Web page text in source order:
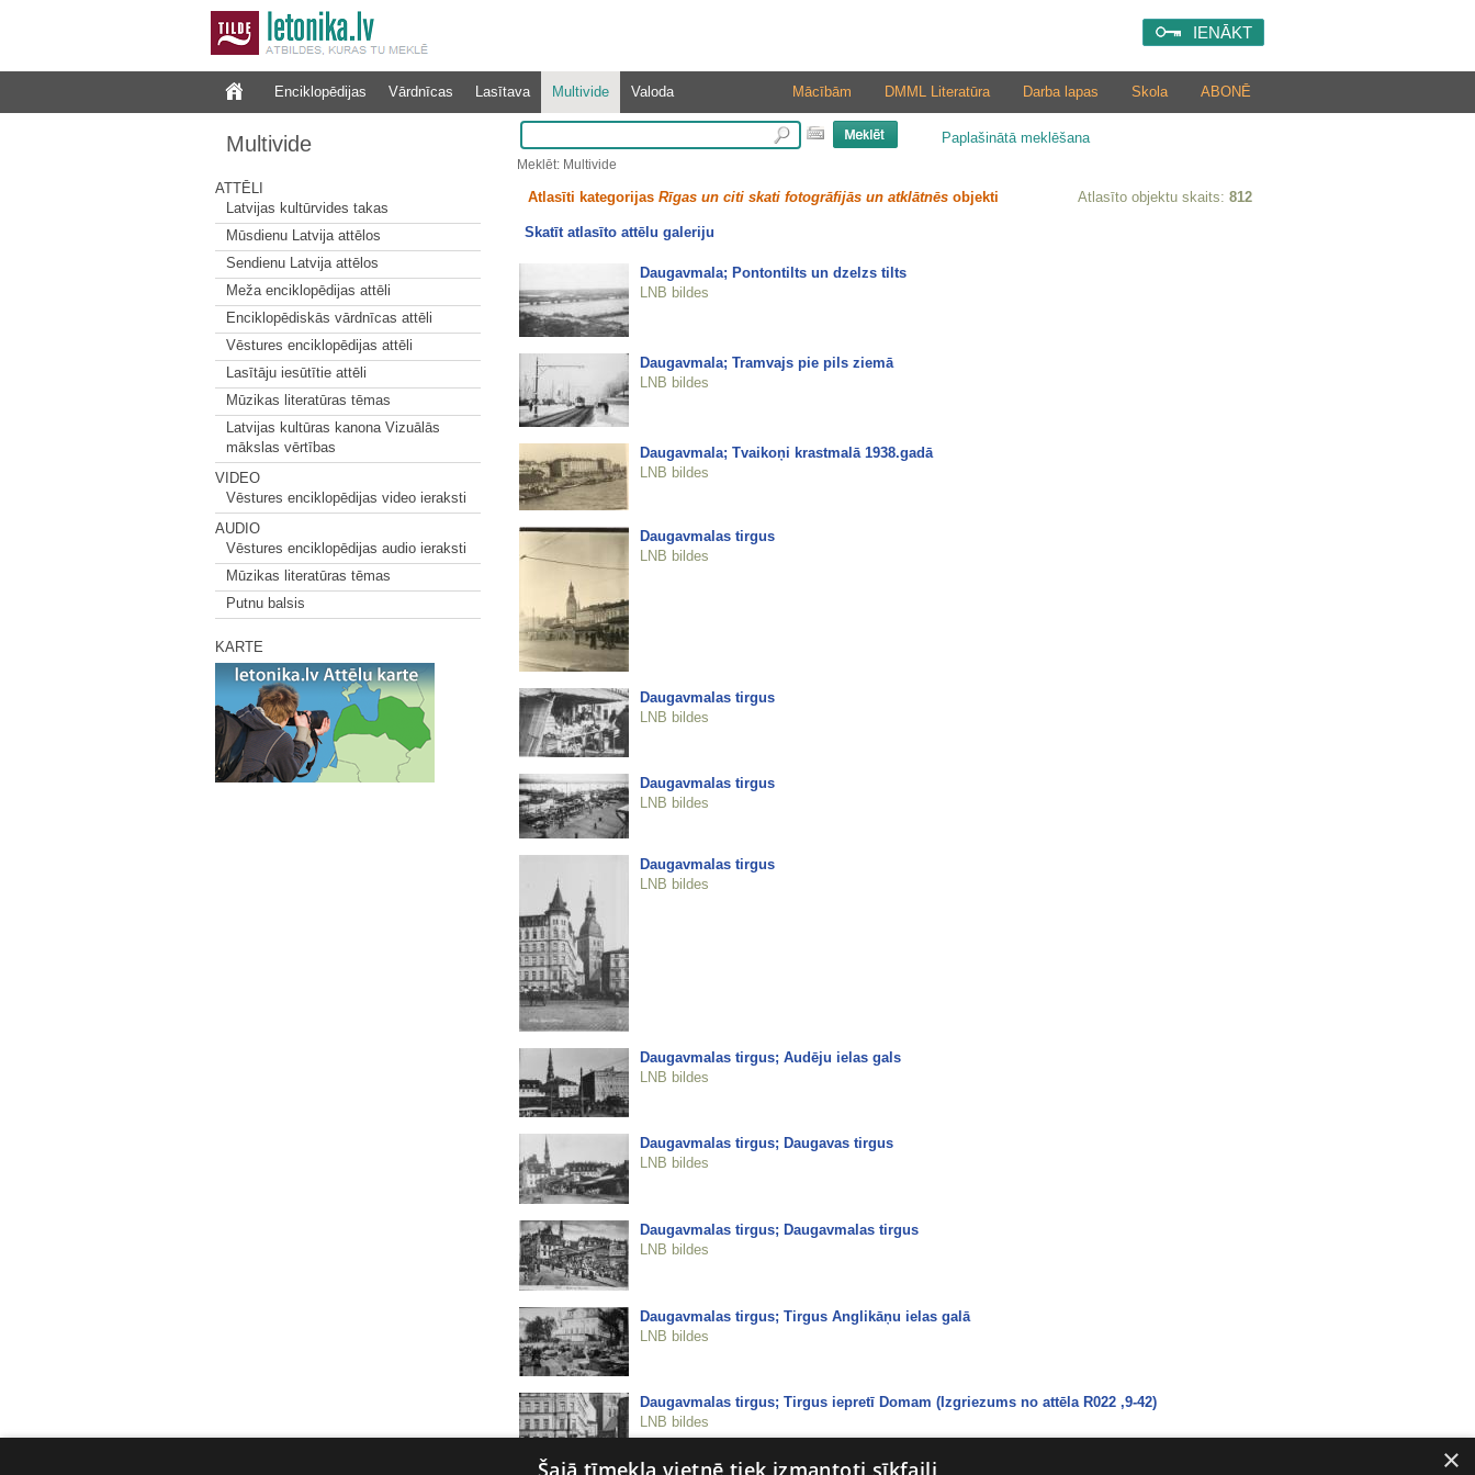
IENĀKT
Enciklopēdijas Vārdnīcas Lasītava Multivide Valoda ABONĒ
Skola
Darba lapas
DMML Literatūra
Mācībām
Multivide
ATTĒLI
Latvijas kultūrvides takas
Mūsdienu Latvija attēlos
Sendienu Latvija attēlos
Meža enciklopēdijas attēli
Enciklopēdiskās vārdnīcas attēli
Vēstures enciklopēdijas attēli
Lasītāju iesūtītie attēli
Mūzikas literatūras tēmas
Latvijas kultūras kanona Vizuālās
mākslas vērtības
VIDEO
Vēstures enciklopēdijas video ieraksti
AUDIO
Vēstures enciklopēdijas audio ieraksti
Mūzikas literatūras tēmas
Putnu balsis
KARTE
Paplašinātā meklēšana
Meklēt: Multivide
Atlasīti kategorijas Rīgas un citi skati fotogrāfijās un atklātnēsobjekti Atlasīto objektu skaits: 812
Skatīt atlasīto attēlu galeriju
Daugavmala; Pontontilts un dzelzs tilts
LNB bildes
Daugavmala; Tramvajs pie pils ziemā
LNB bildes
Daugavmala; Tvaikoņi krastmalā 1938.gadā
LNB bildes
Daugavmalas tirgus
LNB bildes
Daugavmalas tirgus
LNB bildes
Daugavmalas tirgus
LNB bildes
Daugavmalas tirgus
LNB bildes
Daugavmalas tirgus; Audēju ielas gals
LNB bildes
Daugavmalas tirgus; Daugavas tirgus
LNB bildes
Daugavmalas tirgus; Daugavmalas tirgus
LNB bildes
Daugavmalas tirgus; Tirgus Anglikāņu ielas galā
LNB bildes
Daugavmalas tirgus; Tirgus iepretī Domam (Izgriezums no attēla R022 ,9-42)
LNB bildes
×
Šajā tīmekļa vietnē tiek izmantoti sīkfaili